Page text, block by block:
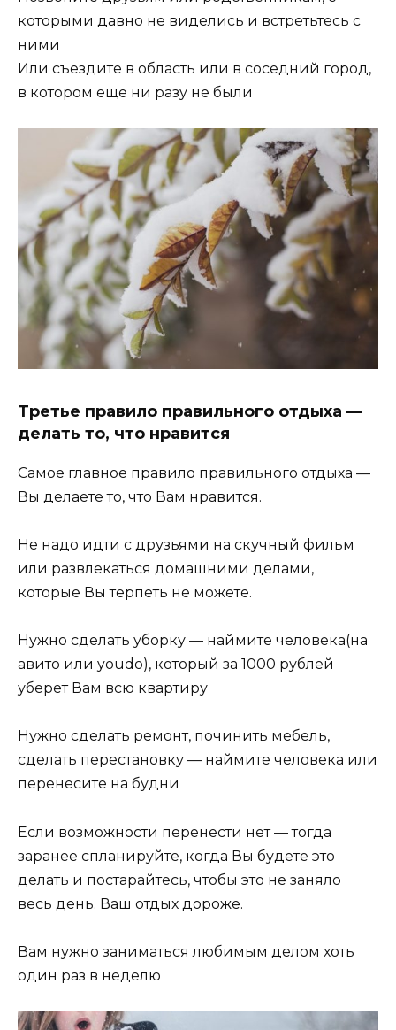
которыми давно не виделись и встретьтесь с
ними
Или съездите в область или в соседний город,
в котором еще ни разу не были
Третье правило правильного отдыха —
делать то, что нравится
Самое главное правило правильного отдыха —
Вы делаете то, что Вам нравится.
Не надо идти с друзьями на скучный фильм
или развлекаться домашними делами,
которые Вы терпеть не можете.
Нужно сделать уборку — наймите человека(на
авито или youdo), который за 1000 рублей
уберет Вам всю квартиру
Нужно сделать ремонт, починить мебель,
сделать перестановку — наймите человека или
перенесите на будни
Если возможности перенести нет — тогда
заранее спланируйте, когда Вы будете это
делать и постарайтесь, чтобы это не заняло
весь день. Ваш отдых дороже.
Вам нужно заниматься любимым делом хоть
один раз в неделю